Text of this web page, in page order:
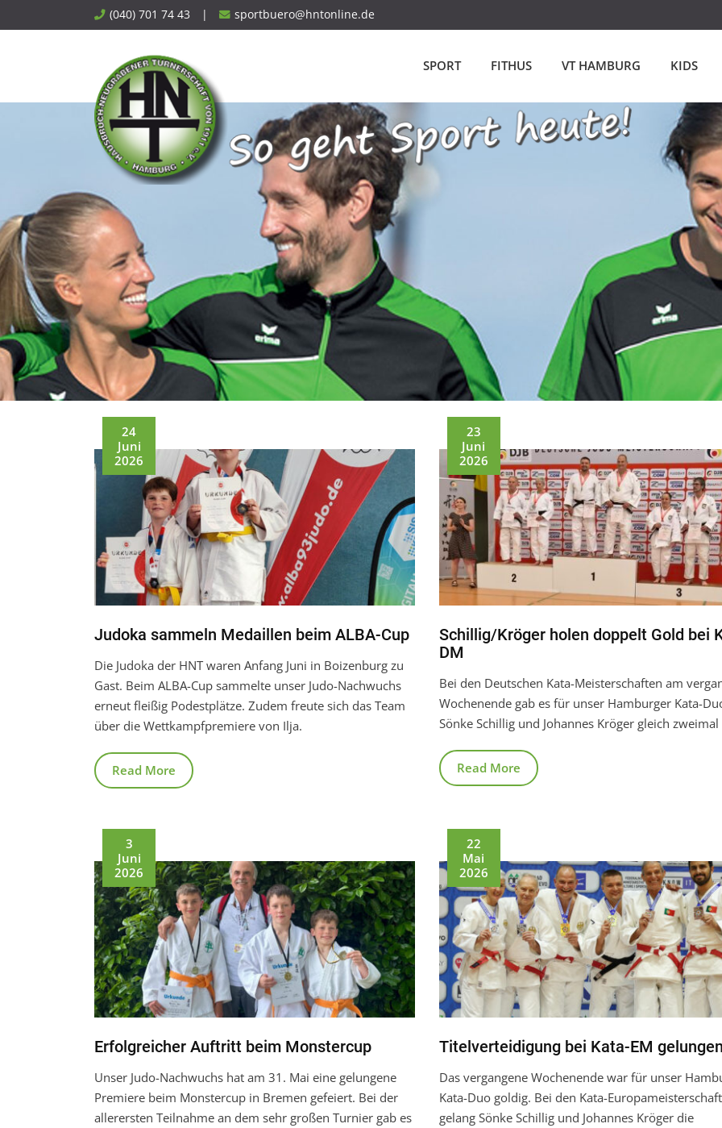
to
(040) 701 74 43 | sportbuero@hntonline.de
SPORT FITHUS VT HAMBURG KIDS
24
Juni
2026
Judoka sammeln Medaillen beim ALBA-Cup
Die Judoka der HNT waren Anfang Juni in Boizenburg zu
Gast. Beim ALBA-Cup sammelte unser Judo-Nachwuchs
erneut fleißig Podestplätze. Zudem freute sich das Team
über die Wettkampfpremiere von Ilja.
Read More
23
Juni
2026
Schillig/Kröger holen doppelt Gold bei
DM
Bei den Deutschen Kata-Meisterschaften am
Wochenende gab es für unser Hamburger Kata-
Sönke Schillig und Johannes Kröger gleich
Read More
3
Juni
2026
Erfolgreicher Auftritt beim Monstercup
Unser Judo-Nachwuchs hat am 31. Mai eine gelungene
Premiere beim Monstercup in Bremen gefeiert. Bei der
allerersten Teilnahme an dem sehr großen Turnier gab es
22
Mai
2026
Titelverteidigung bei Kata-EM
Das vergangene Wochenende war für unser
Kata-Duo goldig. Bei den Kata-
gelang Sönke Schillig und Johannes Kröger die